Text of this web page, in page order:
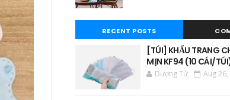
RECENT POSTS
[TÚI] KHẨU TRANG
MỊN KF94 (10 CÁI/
Dương Tử Aug 26,